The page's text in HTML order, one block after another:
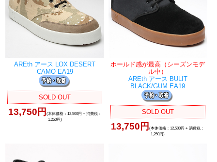
AREth アース LOX DESERT
CAMO EA19
SOLD OUT
13,750円 (本体価格：12,500円 + 消費税：
1,250円)
ホールド感が最高（シーズンモデ
ル中）
AREth アース BULIT
BLACK/GUM EA19
SOLD OUT
13,750円(本体価格：12,500円 + 消費税：
1,250円)